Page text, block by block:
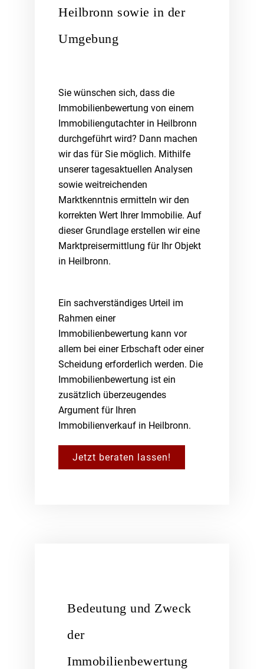
Heilbronn sowie in der
Umgebung
Sie wünschen sich, dass die
Immobilienbewertung von einem
Immobiliengutachter in Heilbronn
durchgeführt wird? Dann machen
wir das für Sie möglich. Mithilfe
unserer tagesaktuellen Analysen
sowie weitreichenden
Marktkenntnis ermitteln wir den
korrekten Wert Ihrer Immobilie. Auf
dieser Grundlage erstellen wir eine
Marktpreisermittlung für Ihr Objekt
in Heilbronn.
Ein sachverständiges Urteil im
Rahmen einer
Immobilienbewertung kann vor
allem bei einer Erbschaft oder einer
Scheidung erforderlich werden. Die
Immobilienbewertung ist ein
zusätzlich überzeugendes
Argument für Ihren
Immobilienverkauf in Heilbronn.
Jetzt beraten lassen!
Bedeutung und Zweck
der
Immobilienbewertung